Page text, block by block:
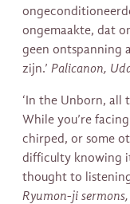
ongemaakte, dat
geen ontspanning
zijn.’ Palicanon,
‘In the Unborn, all
While you’re
chirped, or some
difficulty knowing
thought to
Ryumon-ji